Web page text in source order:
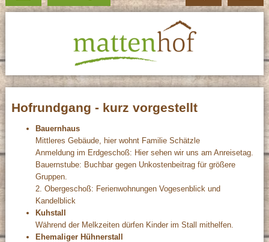
Hofrundgang - kurz vorgestellt
Bauernhaus
Mittleres Gebäude, hier wohnt Familie Schätzle
Anmeldung im Erdgeschoß: Hier sehen wir uns am Anreisetag.
Bauernstube: Buchbar gegen Unkostenbeitrag für größere
Gruppen.
2. Obergeschoß: Ferienwohnungen Vogesenblick und
Kandelblick
Kuhstall
Während der Melkzeiten dürfen Kinder im Stall mithelfen.
Ehemaliger Hühnerstall